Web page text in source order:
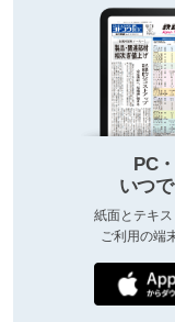
PC
いつ
紙面とテキス
ご利用の端